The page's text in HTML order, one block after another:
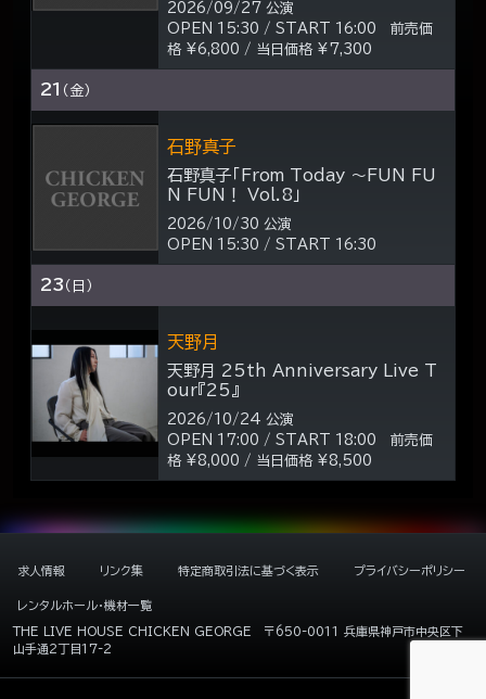
2026/09/27 公演
OPEN 15:30 / START 16:00 前売価
格 ¥6,800 / 当日価格 ¥7,300
21 （金）
石野真子「From Today ～FUN FU
N FUN！ Vol.8」
石野真子
2026/10/30 公演
OPEN 15:30 / START 16:30
23 （日）
天野月 25th Anniversary Live T
our『25』
天野月
2026/10/24 公演
OPEN 17:00 / START 18:00 前売価
格 ¥8,000 / 当日価格 ¥8,500
求人情報 リンク集 特定商取引法に基づく表示 プライバシーポリシー
レンタルホール・機材一覧
THE LIVE HOUSE CHICKEN GEORGE 〒650-0011 兵庫県神戸市中央区下
山手通2丁目17-2